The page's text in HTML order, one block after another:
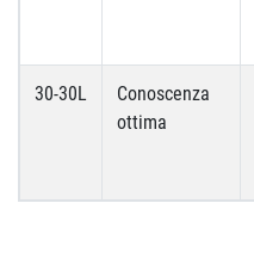
30-30L
Conoscenza
ottima